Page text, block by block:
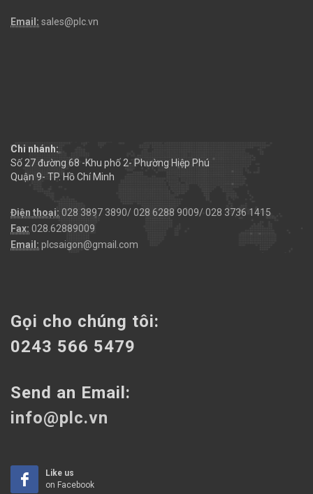
Email: sales@plc.vn
Chi nhánh:
Số 27 đường 68 -Khu phố 2- Phường Hiệp Phú
Quận 9- TP. Hồ Chí Minh
Điện thoại: 028 3897 3890/ 028 6288 9009/ 028 3736 1415
Fax: 028.62889009
Email: plcsaigon@gmail.com
Gọi cho chúng tôi:
0243 566 5479
Send an Email:
info@plc.vn
Like us
on Facebook